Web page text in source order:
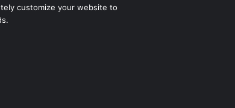
customize your website to